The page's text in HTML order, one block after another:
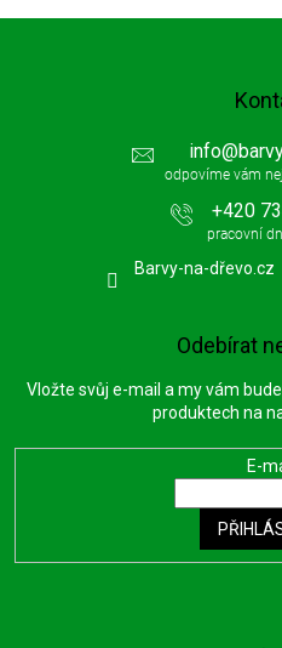
info@
+420
Barvy-na-dřevo.cz
Odebírat
Vložte svůj e-mail a my vám
produktech na
E-